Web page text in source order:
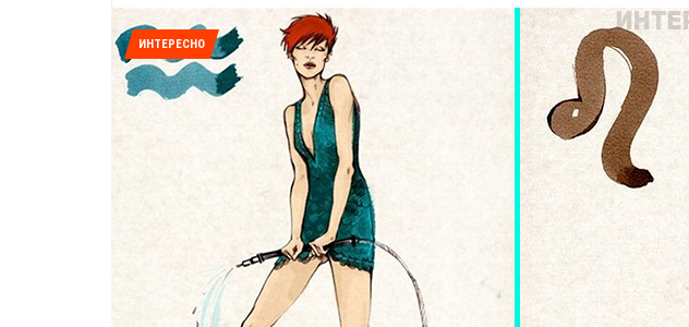
ИНТЕРЕСНО